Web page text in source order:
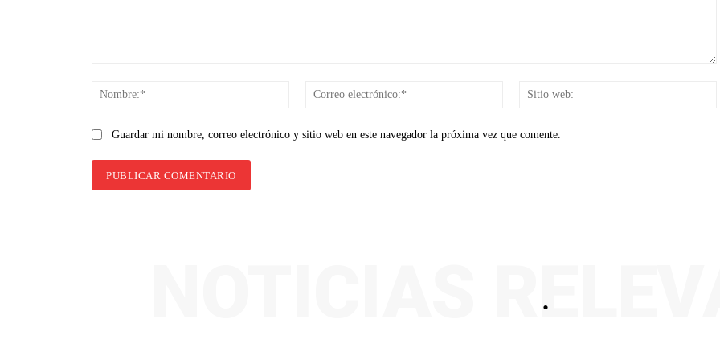
Nombre:*
Correo
Guardar mi nombre, correo electrónico y sitio web en este navegador la próxima vez que comente.
.
NOTICIAS